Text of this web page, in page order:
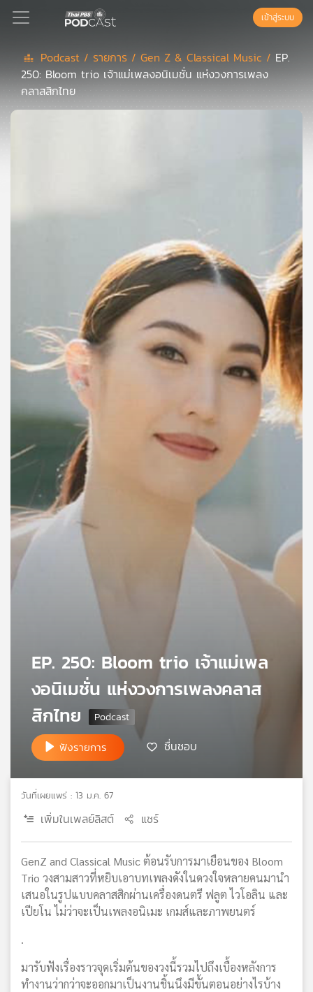
Podcast
เพลง
บทความ
กิจกรรม
เกี่ยว
แผนที่
วิทยุ
เครือ
เข้าสู่ระบบ
Podcast / รายการ /Gen Z & Classical Music / EP.
250: Bloom trio เจ้าแม่เพลงอนิเมชั่น แห่งวงการเพลง
คลาสสิกไทย
EP. 250: Bloom trio เจ้าแม่เพล
งอนิเมชั่น แห่งวงการเพลงคลาส
สิกไทย
ฟังรายการ ชื่นชอบ
วันที่เผยแพร่ : 13 ม.ค. 67
เพิ่มในเพลย์ลิสต์ แชร์
GenZ and Classical Music ต้อนรับการมาเยือนของ Bloom
Trio วงสามสาวที่หยิบเอาบทเพลงดังในดวงใจหลายคนมานำ
เสนอในรูปแบบคลาสสิกผ่านเครื่องดนตรี ฟลูต ไวโอลิน และ
เปียโน ไม่ว่าจะเป็นเพลงอนิเมะ เกมส์และภาพยนตร์
.
มารับฟังเรื่องราวจุดเริ่มต้นของวงนี้รวมไปถึงเบื้องหลังการ
ทำงานว่ากว่าจะออกมาเป็นงานชิ้นนึงมีขั้นตอนอย่างไรบ้าง